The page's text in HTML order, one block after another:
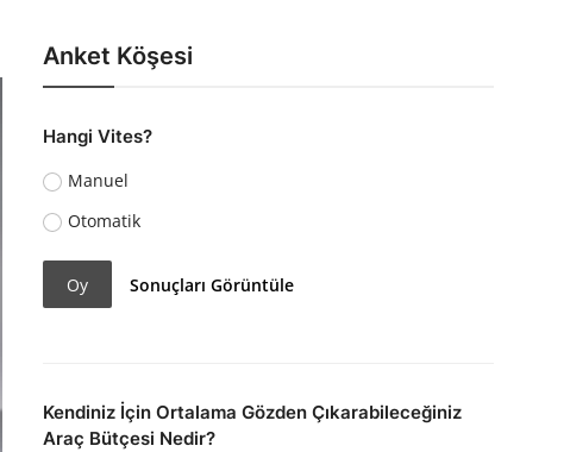
Anket Köşesi
Hangi Vites?
Manuel
Otomatik
Oy Sonuçları Görüntüle
Kendiniz İçin Ortalama Gözden Çıkarabileceğiniz
Araç Bütçesi Nedir?